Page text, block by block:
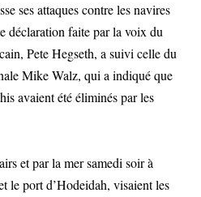
ses attaques contre les navires
déclaration faite par la voix du
Pete Hegseth, a suivi celle du
Mike Walz, qui a indiqué que
avaient été éliminés par les
et par la mer samedi soir à
le port d’Hodeidah, visaient les